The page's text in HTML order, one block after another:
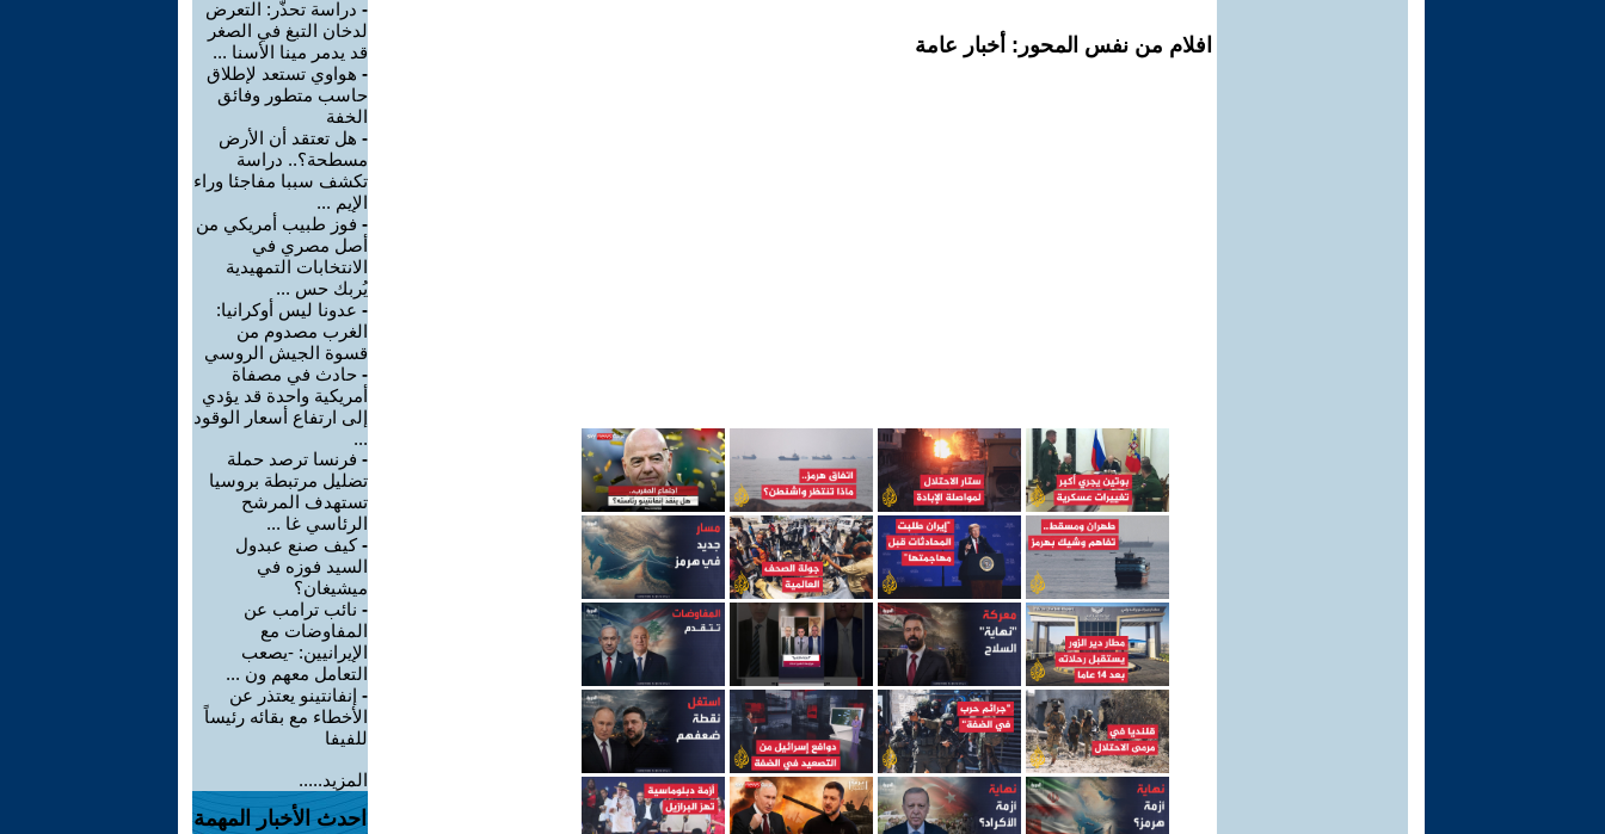
افلام من نفس المحور: أخبار عامة
- دراسة تحذّر: التعرض
لدخان التبغ في الصغر
قد يدمر مينا الأسنا ...
- هواوي تستعد لإطلاق
حاسب متطور وفائق
الخفة
- هل تعتقد أن الأرض
مسطحة؟.. دراسة
تكشف سببا مفاجئا وراء
الإيم ...
- فوز طبيب أمريكي من
أصل مصري في
الانتخابات التمهيدية
يُربك حس ...
- عدونا ليس أوكرانيا:
الغرب مصدوم من
قسوة الجيش الروسي
- حادث في مصفاة
أمريكية واحدة قد يؤدي
إلى ارتفاع أسعار الوقود
...
- فرنسا ترصد حملة
تضليل مرتبطة بروسيا
تستهدف المرشح
الرئاسي غا ...
-كيف صنع عبدول
السيد فوزه في
ميشيغان؟
- نائب ترامب عن
المفاوضات مع
الإيرانيين: -يصعب
التعامل معهم ون ...
- إنفانتينو يعتذر عن
الأخطاء مع بقائه رئيساً
للفيفا
المزيد.....
احدث الأخبار المهمة